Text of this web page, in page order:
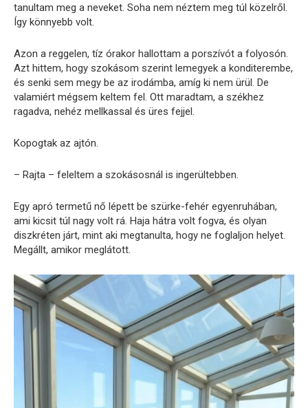
tanultam meg a neveket. Soha nem néztem meg túl közelről.
Így könnyebb volt.
Azon a reggelen, tíz órakor hallottam a porszívót a folyosón.
Azt hittem, hogy szokásom szerint lemegyek a konditerembe,
és senki sem megy be az irodámba, amíg ki nem ürül. De
valamiért mégsem keltem fel. Ott maradtam, a székhez
ragadva, nehéz mellkassal és üres fejjel.
Kopogtak az ajtón.
– Rajta – feleltem a szokásosnál is ingerültebben.
Egy apró termetű nő lépett be szürke-fehér egyenruhában,
ami kicsit túl nagy volt rá. Haja hátra volt fogva, és olyan
diszkréten járt, mint aki megtanulta, hogy ne foglaljon helyet.
Megállt, amikor meglátott.